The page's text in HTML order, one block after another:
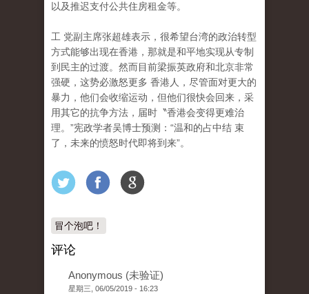
以及推迟支付公共住房租金等。
工 党副主席张超雄表示，很希望台湾的政治转型
方式能够出现在香港，那就是和平地实现从专制
到民主的过渡。然而目前梁振英政府和北京非常
强硬，这势必激怒更多 香港人，尽管面对更大的
暴力，他们会收缩运动，但他们很快会回来，采
用其它的抗争方法，届时〝香港会变得更难治
理。”宪政学者吴博士预测：“温和的占中结 束
了，未来的愤怒时代即将到来”。
冒个泡吧！
评论
Anonymous (未验证)
星期三, 06/05/2019 - 16:23